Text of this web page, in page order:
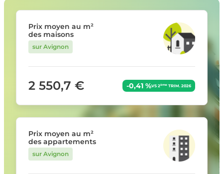
Prix moyen au m²
des maisons
sur Avignon
2 550,7 € -0,41 %VS 2èmeTRIM. 2026
Prix moyen au m²
des appartements
sur Avignon